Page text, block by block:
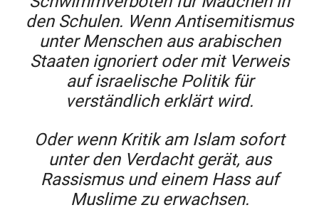
den Schulen. Wenn Antisemitismus
unter Menschen aus arabischen
Staaten ignoriert oder mit Verweis
auf israelische Politik für
verständlich erklärt wird.
Oder wenn Kritik am Islam sofort
unter den Verdacht gerät, aus
Rassismus und einem Hass auf
Muslime zu erwachsen.